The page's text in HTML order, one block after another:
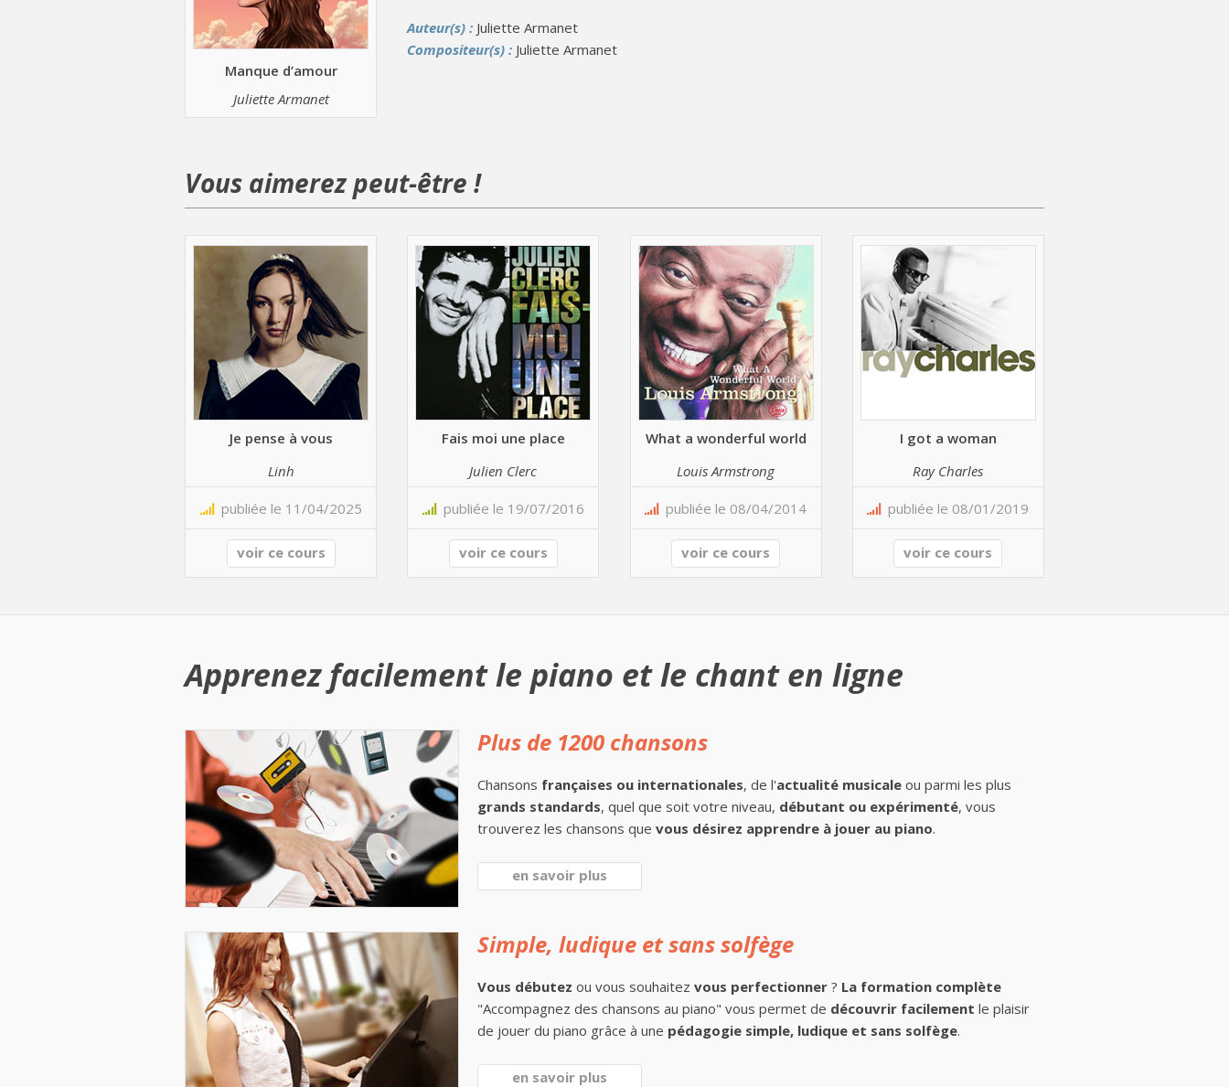
Manque d’amour
Juliette Armanet
Auteur(s) : Juliette Armanet
Compositeur(s) : Juliette Armanet
Vous aimerez peut-être !
Je pense à vous
Linh
publiée le 11/04/2025
voir ce cours
Fais moi une place
Julien Clerc
publiée le 19/07/2016
voir ce cours
What a wonderful world
Louis Armstrong
publiée le 08/04/2014
voir ce cours
I got a woman
Ray Charles
publiée le 08/01/2019
voir ce cours
Apprenez facilement le piano et le chant en ligne
Plus de 1200 chansons
Chansons françaises ou internationales, de l'actualité musicale ou parmi les plus
grands standards, quel que soit votre niveau, débutant ou expérimenté, vous
trouverez les chansons que vous désirez apprendre à jouer au piano.
en savoir plus
Simple, ludique et sans solfège
Vous débutez ou vous souhaitez vous perfectionner ? La formation complète
"Accompagnez des chansons au piano" vous permet de découvrir facilement le plaisir
de jouer du piano grâce à une pédagogie simple, ludique et sans solfège.
en savoir plus